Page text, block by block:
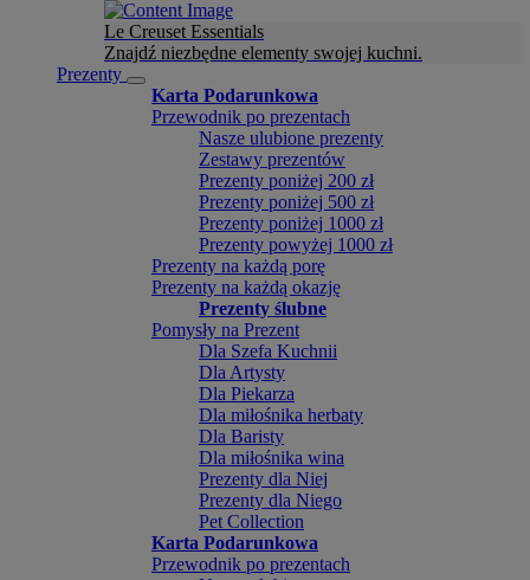
Le Creuset Essentials
Znajdź niezbędne elementy swojej kuchni.
Prezenty
Karta Podarunkowa
Przewodnik po prezentach
Nasze ulubione prezenty
Zestawy prezentów
Prezenty poniżej 200 zł
Prezenty poniżej 500 zł
Prezenty poniżej 1000 zł
Prezenty powyżej 1000 zł
Prezenty na każdą porę
Prezenty na każdą okazję
Prezenty ślubne
Pomysły na Prezent
Dla Szefa Kuchnii
Dla Artysty
Dla Piekarza
Dla miłośnika herbaty
Dla Baristy
Dla miłośnika wina
Prezenty dla Niej
Prezenty dla Niego
Pet Collection
Karta Podarunkowa
Przewodnik po prezentach